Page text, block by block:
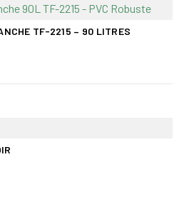
TF-2215 – 90 LITRES